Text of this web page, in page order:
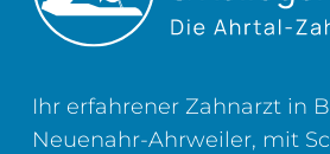
Ihr erfahrener Zahnarzt in
Neuenahr-Ahrweiler, mit